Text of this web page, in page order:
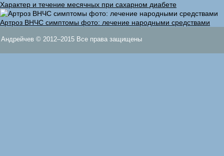
Характер и течение месячных при сахарном диабете
Артроз ВНЧС симптомы фото: лечение народными средствами
Андрейчев © 2012–2015 Все права защищены